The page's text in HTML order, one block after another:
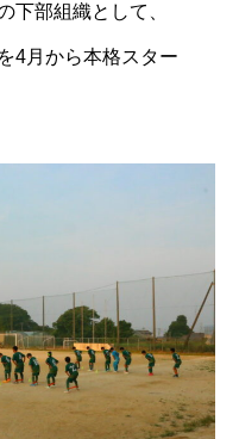
下部組織として、
4月から本格スター